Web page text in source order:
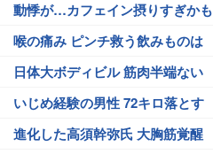
動悸が…カフェイン摂りすぎかも
喉の痛み ピンチ救う飲みものは
日体大ボディビル 筋肉半端ない
いじめ経験の男性 72キロ落とす
進化した高須幹弥氏 大胸筋覚醒